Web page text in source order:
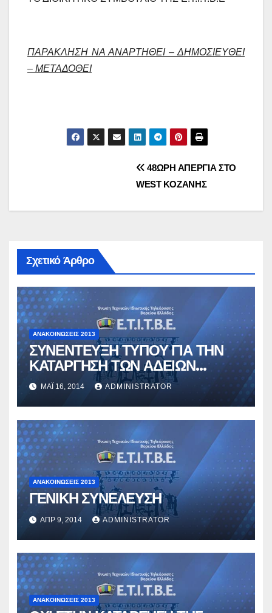
ΠΑΡΑΚΛΗΣΗ ΝΑ ΑΝΑΡΤΗΘΕΙ – ΔΗΜΟΣΙΕΥΘΕΙ
– ΜΕΤΑΔΟΘΕΙ
48ΩΡΗ ΑΠΕΡΓΙΑ ΣΤΟ
WEST ΚΟΖΑΝΗΣ
Σχετικό Άρθρο
ΑΝΑΚΟΙΝΏΣΕΙΣ 2013
ΣΥΝΕΝΤΕΥΞΗ ΤΥΠΟΥ ΓΙΑ ΤΗΝ
ΚΑΤΑΡΓΗΣΗ ΤΩΝ ΑΔΕΙΩΝ
ΑΣΚΗΣΗΣ ΕΠΑΓΓΕΛΜΑΤΟΣ
ΜΆΙ 16, 2014 ADMINISTRATOR
ΑΝΑΚΟΙΝΏΣΕΙΣ 2013
ΓΕΝΙΚΗ ΣΥΝΕΛΕΥΣΗ
ΑΠΡ 9, 2014 ADMINISTRATOR
ΑΝΑΚΟΙΝΏΣΕΙΣ 2013